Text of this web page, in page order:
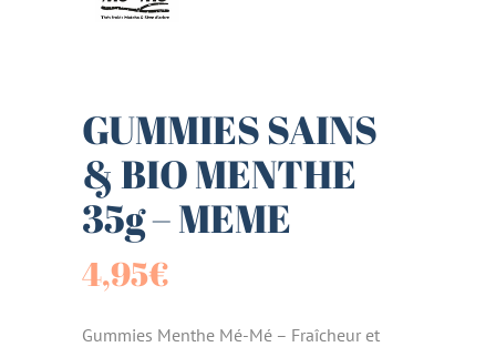
GUMMIES SAINS
& BIO MENTHE
35g – MEME
4,95€
Gummies Menthe Mé-Mé – Fraîcheur et